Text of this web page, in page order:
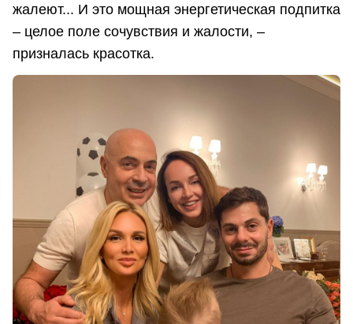
жалеют... И это мощная энергетическая подпитка
– целое поле сочувствия и жалости, –
призналась красотка.